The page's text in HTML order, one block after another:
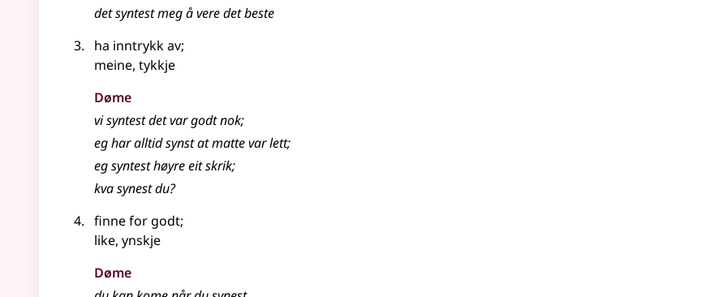
det syntest meg å vere det beste
ha inntrykk av;
meine, tykkje
Døme
vi syntest det var godt nok;
eg har alltid synst at matte var lett;
eg syntest høyre eit skrik;
kva synest du?
finne for godt;
like, ynskje
Døme